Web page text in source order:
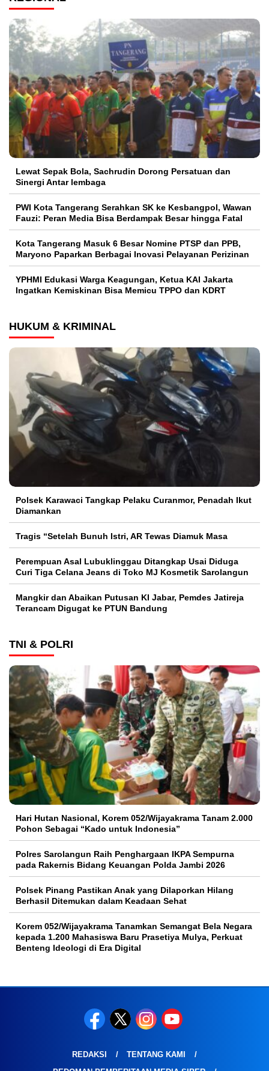
Lewat Sepak Bola, Sachrudin Dorong Persatuan dan
Sinergi Antar lembaga
PWI Kota Tangerang Serahkan SK ke Kesbangpol, Wawan
Fauzi: Peran Media Bisa Berdampak Besar hingga Fatal
Kota Tangerang Masuk 6 Besar Nomine PTSP dan PPB,
Maryono Paparkan Berbagai Inovasi Pelayanan Perizinan
YPHMI Edukasi Warga Keagungan, Ketua KAI Jakarta
Ingatkan Kemiskinan Bisa Memicu TPPO dan KDRT
HUKUM & KRIMINAL
Polsek Karawaci Tangkap Pelaku Curanmor, Penadah Ikut
Diamankan
Tragis “Setelah Bunuh Istri, AR Tewas Diamuk Masa
Perempuan Asal Lubuklinggau Ditangkap Usai Diduga
Curi Tiga Celana Jeans di Toko MJ Kosmetik Sarolangun
Mangkir dan Abaikan Putusan KI Jabar, Pemdes Jatireja
Terancam Digugat ke PTUN Bandung
TNI & POLRI
Hari Hutan Nasional, Korem 052/Wijayakrama Tanam 2.000
Pohon Sebagai “Kado untuk Indonesia”
Polres Sarolangun Raih Penghargaan IKPA Sempurna
pada Rakernis Bidang Keuangan Polda Jambi 2026
Polsek Pinang Pastikan Anak yang Dilaporkan Hilang
Berhasil Ditemukan dalam Keadaan Sehat
Korem 052/Wijayakrama Tanamkan Semangat Bela Negara
kepada 1.200 Mahasiswa Baru Prasetiya Mulya, Perkuat
Benteng Ideologi di Era Digital
REDAKSI
TENTANG KAMI